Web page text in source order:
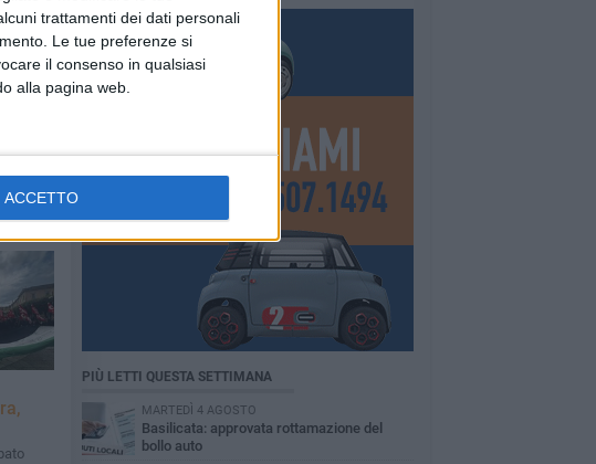
trattamenti dei dati personali
Le tue preferenze si
il consenso in qualsiasi
alla pagina web.
ACCETTO
PIÙ LETTI QUESTA SETTIMANA
MARTEDÌ 4 AGOSTO
Basilicata: approvata rottamazione del
bollo auto